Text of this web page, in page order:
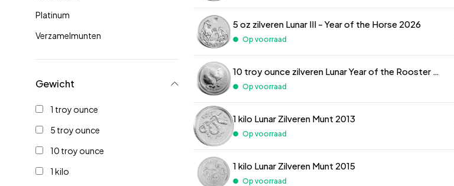
Platinum
Verzamelmunten
Gewicht
1 troy ounce
5 troy ounce
10 troy ounce
1 kilo
5 oz zilveren Lunar III - Year of the Horse 2026
Op voorraad
Op voorraad
1 kilo Lunar Zilveren Munt 2013
Op voorraad
1 kilo Lunar Zilveren Munt 2015
Op voorraad